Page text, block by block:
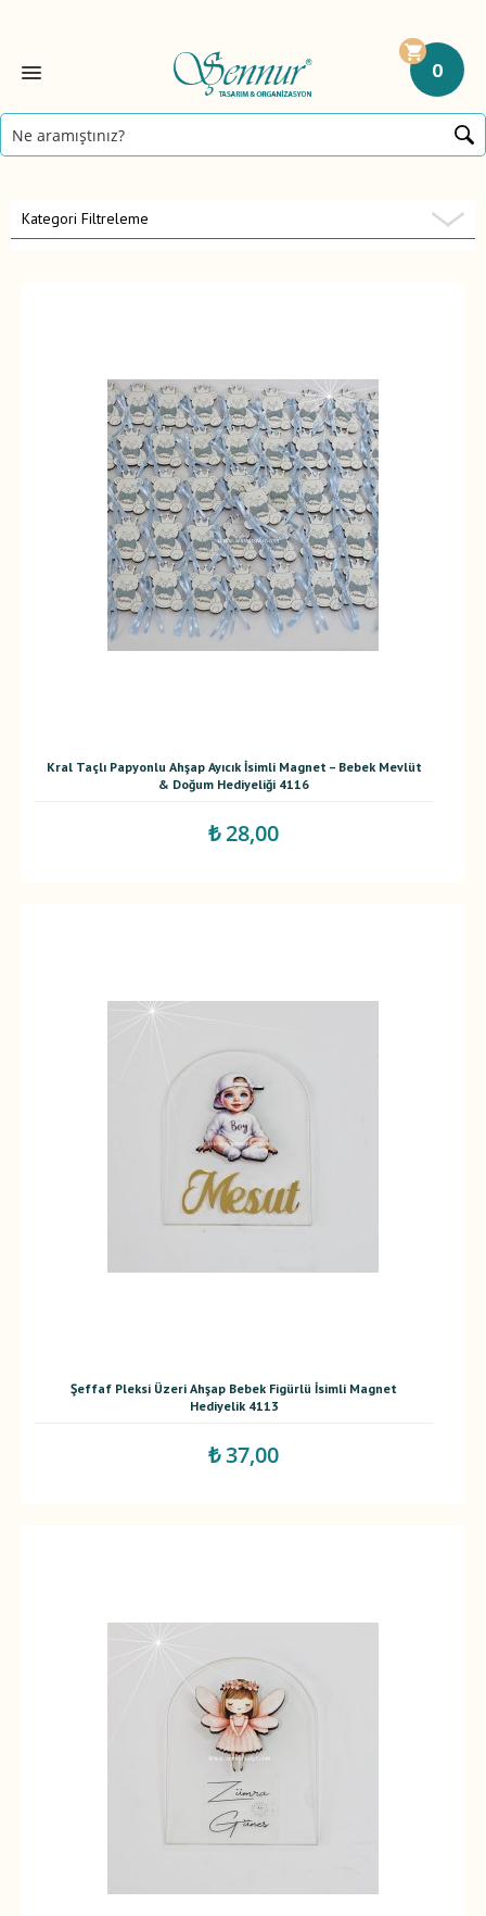
0
Kategori Filtreleme
Kral Taçlı Papyonlu Ahşap Ayıcık İsimli Magnet – Bebek Mevlüt
& Doğum Hediyeliği 4116
₺ 28,00
Şeffaf Pleksi Üzeri Ahşap Bebek Figürlü İsimli Magnet
Hediyelik 4113
₺ 37,00